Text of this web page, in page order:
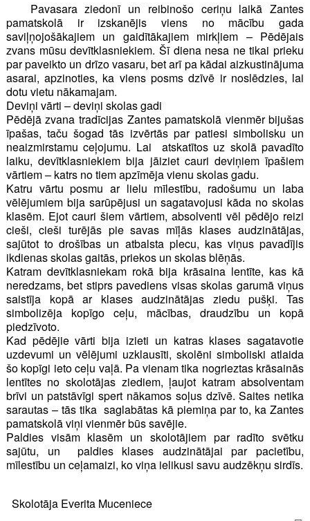
Pavasara ziedonī un reibinošo ceriņu laikā Zantes
pamatskolā ir izskanējis viens no mācību gada
saviļņojošākajiem un gaidītākajiem mirkļiem – Pēdējais
zvans mūsu devītklasniekiem. Šī diena nesa ne tikai prieku
par paveikto un drīzo vasaru, bet arī pa kādai aizkustinājuma
asarai, apzinoties, ka viens posms dzīvē ir noslēdzies, lai
dotu vietu nākamajam.
Deviņi vārti – deviņi skolas gadi
Pēdējā zvana tradīcijas Zantes pamatskolā vienmēr bijušas
īpašas, taču šogad tās izvērtās par patiesi simbolisku un
neaizmirstamu ceļojumu. Lai atskatītos uz skolā pavadīto
laiku, devītklasniekiem bija jāiziet cauri deviņiem īpašiem
vārtiem – katrs no tiem apzīmēja vienu skolas gadu.
Katru vārtu posmu ar lielu mīlestību, radošumu un laba
vēlējumiem bija sarūpējusi un sagatavojusi kāda no skolas
klasēm. Ejot cauri šiem vārtiem, absolventi vēl pēdējo reizi
cieši, cieši turējās pie savas mīļās klases audzinātājas,
sajūtot to drošības un atbalsta plecu, kas viņus pavadījis
ikdienas skolas gaitās, priekos un skolas blēņās.
Katram devītklasniekam rokā bija krāsaina lentīte, kas kā
neredzams, bet stiprs pavediens visas skolas garumā viņus
saistīja kopā ar klases audzinātājas ziedu pušķi. Tas
simbolizēja kopīgo ceļu, mācības, draudzību un kopā
piedzīvoto.
Kad pēdējie vārti bija izieti un katras klases sagatavotie
uzdevumi un vēlējumi uzklausīti, skolēni simboliski atlaida
šo kopīgi ieto ceļu vaļā. Pa vienam tika nogrieztas krāsainās
lentītes no skolotājas ziediem, ļaujot katram absolventam
brīvi un patstāvīgi spert nākamos soļus dzīvē. Saites netika
sarautas – tās tika saglabātas kā piemiņa par to, ka Zantes
pamatskolā viņi vienmēr būs savējie.
Paldies visām klasēm un skolotājiem par radīto svētku
sajūtu, un paldies klases audzinātājai par pacietību,
mīlestību un ceļamaizi, ko viņa ielikusi savu audzēkņu sirdīs.
Skolotāja Everita Muceniece